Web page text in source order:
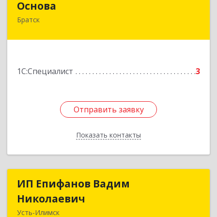
Основа
Братск
1С:Специалист 3
Отправить заявку
Показать контакты
Отправить заявку
Назад
ИП Епифанов Вадим
Николаевич
Усть-Илимск
ИП Епифанов Вадим